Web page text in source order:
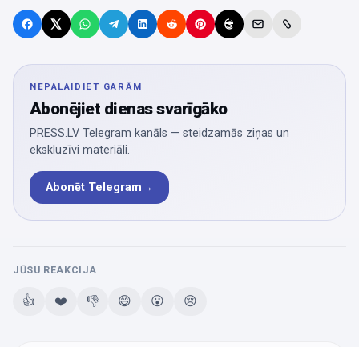
NEPALAIDIET GARĀM
Abonējiet dienas svarīgāko
PRESS.LV Telegram kanāls — steidzamās ziņas un
ekskluzīvi materiāli.
Abonēt Telegram→
JŪSU REAKCIJA
👍 ❤️ 👎 😄 😮 😢